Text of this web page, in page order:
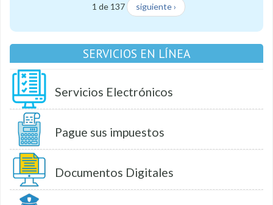
1 de 137 siguiente ›
SERVICIOS EN LÍNEA
Servicios Electrónicos
Pague sus impuestos
Documentos Digitales